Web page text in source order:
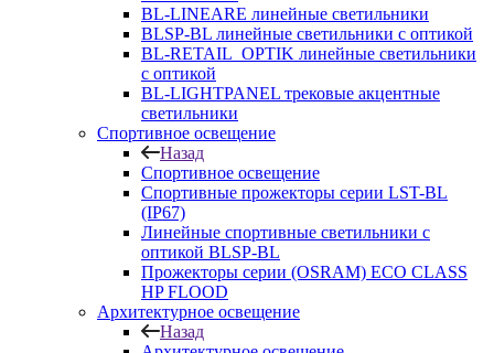
BL-LINEARE линейные светильники
BLSP-BL линейные светильники с оптикой
BL-RETAIL_OPTIK линейные светильники
с оптикой
BL-LIGHTPANEL трековые акцентные
светильники
Спортивное освещение
Назад
Спортивное освещение
Спортивные прожекторы серии LST-BL
(IP67)
Линейные спортивные светильники с
оптикой BLSP-BL
Прожекторы серии (OSRAM) ECO CLASS
HP FLOOD
Архитектурное освещение
Назад